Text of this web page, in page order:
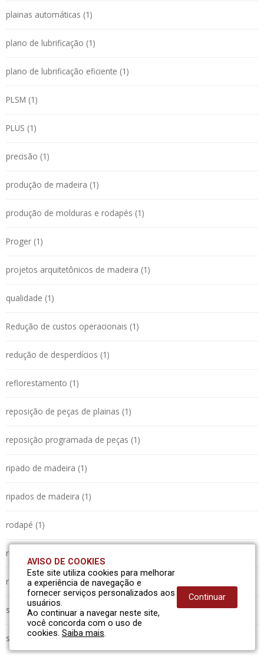
plainas automáticas (1)
plano de lubrificação (1)
plano de lubrificação eficiente (1)
PLSM (1)
PLUS (1)
precisão (1)
produção de madeira (1)
produção de molduras e rodapés (1)
Proger (1)
projetos arquitetônicos de madeira (1)
qualidade (1)
Redução de custos operacionais (1)
redução de desperdícios (1)
reflorestamento (1)
reposição de peças de plainas (1)
reposição programada de peças (1)
ripado de madeira (1)
ripados de madeira (1)
rodapé (1)
rodapés (1)
roliços (1)
serraria (1)
sistema automatizado (1)
AVISO DE COOKIES
Este site utiliza cookies para melhorar
a experiência de navegação e
fornecer serviços personalizados aos
usuários.
Ao continuar a navegar neste site,
você concorda com o uso de
cookies. Saiba mais.
Continuar